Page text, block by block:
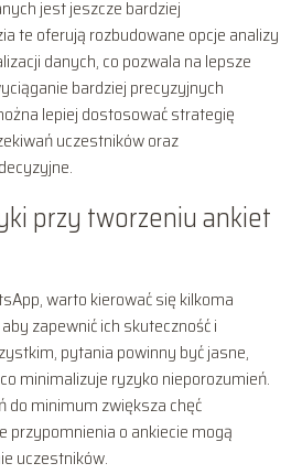
jest jeszcze bardziej
te oferują rozbudowane opcje analizy
danych, co pozwala na lepsze
bardziej precyzyjnych
lepiej dostosować strategię
uczestników oraz
przy tworzeniu ankiet
warto kierować się kilkoma
zapewnić ich skuteczność i
pytania powinny być jasne,
minimalizuje ryzyko nieporozumień.
do minimum zwiększa chęć
przypomnienia o ankiecie mogą
uczestników.